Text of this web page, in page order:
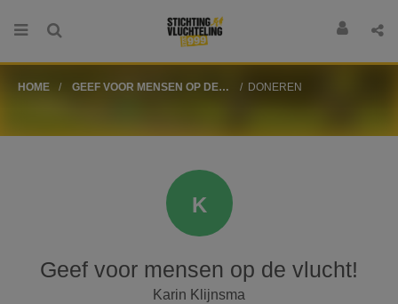
HOME
GEEF VOOR MENSEN OP DE
DONEREN
K
Geef voor mensen op de vlucht!
Karin Klijnsma